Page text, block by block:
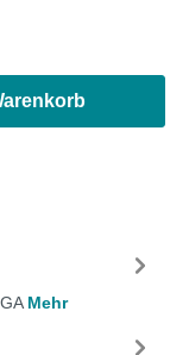
Mehr